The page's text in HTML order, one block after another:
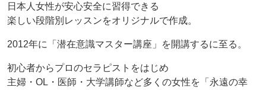
日本人女性が安心安全に習得できる
楽しい段階別レッスンをオリジナルで作成。
2012年に「潜在意識マスター講座」を開講するに至る。
初心者からプロのセラピストをはじめ
主婦・OL・医師・大学講師など多くの女性を「永遠の幸